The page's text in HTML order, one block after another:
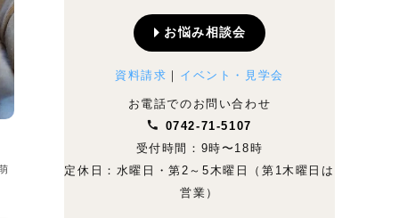
お悩み相談会
資料請求 ｜ イベント・見学会
お電話でのお問い合わせ
0742-71-5107
受付時間：9時〜18時
定休日：水曜日・第2～5木曜日（第1木曜日は
営業）